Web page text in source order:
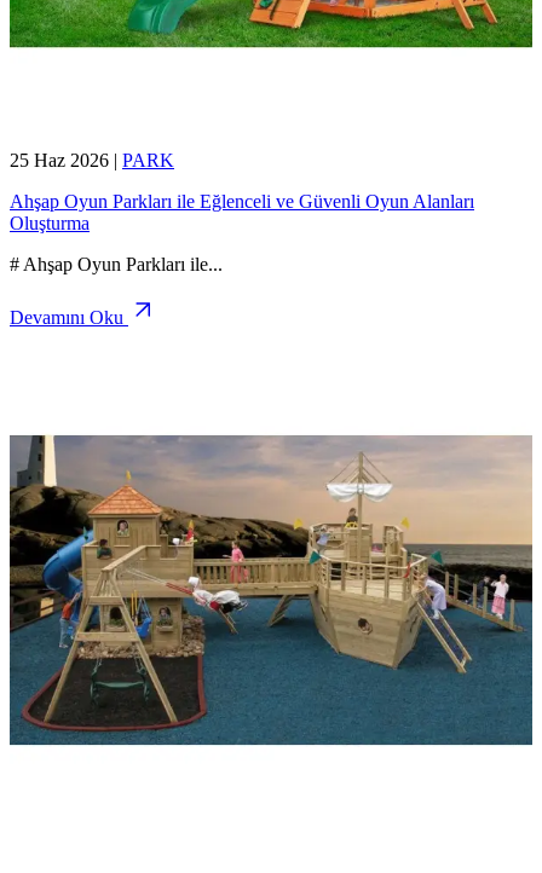
25 Haz 2026 | PARK
Ahşap Oyun Parkları ile Eğlenceli ve Güvenli Oyun Alanları
Oluşturma
# Ahşap Oyun Parkları ile...
Devamını Oku